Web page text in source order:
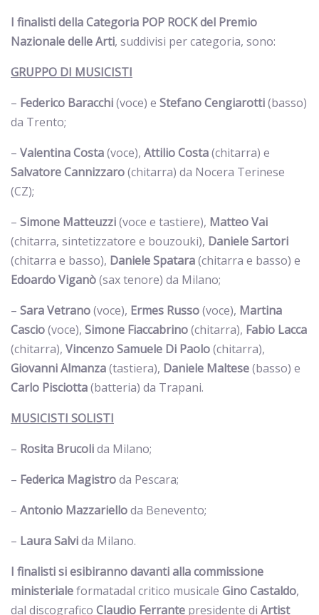
I finalisti della Categoria POP ROCK del Premio
Nazionale delle Arti, suddivisi per categoria, sono:
GRUPPO DI MUSICISTI
– Federico Baracchi(voce) e Stefano Cengiarotti(basso)
da Trento;
– Valentina Costa(voce), Attilio Costa(chitarra) e
Salvatore Cannizzaro(chitarra) da Nocera Terinese
(CZ);
– Simone Matteuzzi(voce e tastiere), Matteo Vai
(chitarra, sintetizzatore e bouzouki), Daniele Sartori
(chitarra e basso), Daniele Spatara(chitarra e basso) e
Edoardo Viganò(sax tenore) da Milano;
– Sara Vetrano(voce), Ermes Russo(voce), Martina
Cascio(voce), Simone Fiaccabrino(chitarra), Fabio Lacca
(chitarra), Vincenzo Samuele Di Paolo(chitarra),
Giovanni Almanza(tastiera), Daniele Maltese(basso) e
Carlo Pisciotta(batteria) da Trapani.
MUSICISTI SOLISTI
– Rosita Brucolida Milano;
– Federica Magistroda Pescara;
– Antonio Mazzarielloda Benevento;
– Laura Salvida Milano.
I finalisti si esibiranno davanti alla commissione
ministerialeformatadal critico musicale Gino Castaldo,
dal discografico Claudio Ferrante presidente di Artist